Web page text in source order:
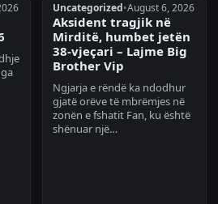
Uncategorized•August 6, 2026
Aksident tragjik në
Mirditë, humbet jetën
38-vjeçari – Lajme Big
Brother Vip
Ngjarja e rëndë ka ndodhur
gjatë orëve të mbrëmjes në
zonën e fshatit Fan, ku është
shënuar një…